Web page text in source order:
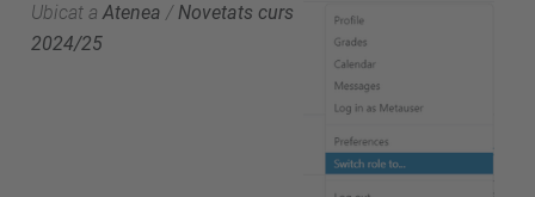
Ubicat a Atenea /Novetats curs
2024/25